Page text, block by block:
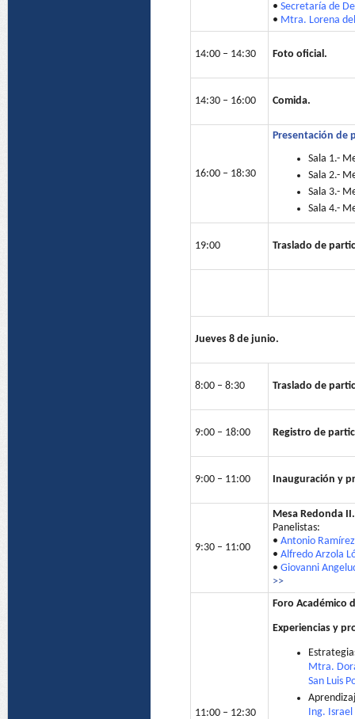
• Secretaría de
• Mtra. Lorena
14:00 – 14:30 Foto oficial.
14:30 – 16:00 Comida.
16:00 – 18:30
Presentación de
Sala 1.-
Sala 2.-
Sala 3.-
Sala 4.-
19:00 Traslado de
Jueves 8 de junio.
8:00 – 8:30 Traslado de
9:00 – 18:00 Registro de
9:00 – 11:00 Inauguración y
9:30 – 11:00
Mesa Redonda
Panelistas:
• Antonio
• Alfredo Arzola
• Giovanni
>>
11:00 – 12:30
Foro Académico
Experiencias y
Mtra.
San Luis
Ing.